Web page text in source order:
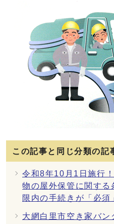
この記事と同じ分類の記
令和8年10月1日施行
物の屋外保管に関する
限内の手続きが「必須
大網白里市空き家バン